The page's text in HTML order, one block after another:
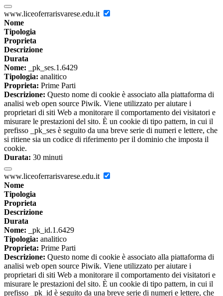
www.liceoferrarisvarese.edu.it
Nome
Tipologia
Proprieta
Descrizione
Durata
Nome: _pk_ses.1.6429
Tipologia: analitico
Proprieta: Prime Parti
Descrizione: Questo nome di cookie è associato alla piattaforma di
analisi web open source Piwik. Viene utilizzato per aiutare i
proprietari di siti Web a monitorare il comportamento dei visitatori e
misurare le prestazioni del sito. È un cookie di tipo pattern, in cui il
prefisso _pk_ses è seguito da una breve serie di numeri e lettere, che
si ritiene sia un codice di riferimento per il dominio che imposta il
cookie.
Durata: 30 minuti
www.liceoferrarisvarese.edu.it
Nome
Tipologia
Proprieta
Descrizione
Durata
Nome: _pk_id.1.6429
Tipologia: analitico
Proprieta: Prime Parti
Descrizione: Questo nome di cookie è associato alla piattaforma di
analisi web open source Piwik. Viene utilizzato per aiutare i
proprietari di siti Web a monitorare il comportamento dei visitatori e
misurare le prestazioni del sito. È un cookie di tipo pattern, in cui il
prefisso _pk_id è seguito da una breve serie di numeri e lettere, che